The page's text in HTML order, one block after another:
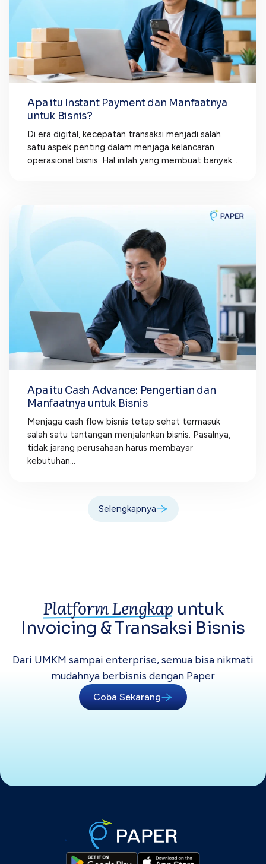
Apa itu Instant Payment dan Manfaatnya
untuk Bisnis?
Di era digital, kecepatan transaksi menjadi salah
satu aspek penting dalam menjaga kelancaran
operasional bisnis. Hal inilah yang membuat banyak...
Apa itu Cash Advance: Pengertian dan
Manfaatnya untuk Bisnis
Menjaga cash flow bisnis tetap sehat termasuk
salah satu tantangan menjalankan bisnis. Pasalnya,
tidak jarang perusahaan harus membayar
kebutuhan...
Selengkapnya
Platform Lengkap untuk
Invoicing &Transaksi Bisnis
Dari UMKM sampai enterprise, semua bisa nikmati
mudahnya berbisnis dengan Paper
Coba Sekarang